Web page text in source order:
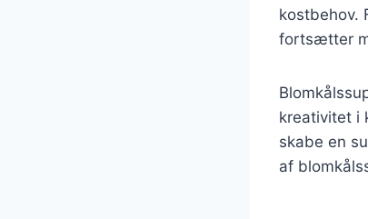
kostbehov.
fortsætter
kreativitet i
skabe en
af